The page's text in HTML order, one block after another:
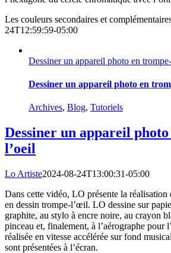
Les couleurs secondaires et
24T12:59:59-05:00
Dessiner un appareil photo en
Dessiner un appareil photo en
Archives, Blog, Tutoriels
Dessiner un appareil
l’oeil
Lo Artiste2024-08-24T13:00:31-05:00
Dans cette vidéo, LO présente la
en dessin trompe-l’œil. LO dessine sur
graphite, au stylo à encre noire, au crayon
pinceau et, finalement, à l’aérographe pour
réalisée en vitesse accélérée sur fond
sont présentées à l’écran.